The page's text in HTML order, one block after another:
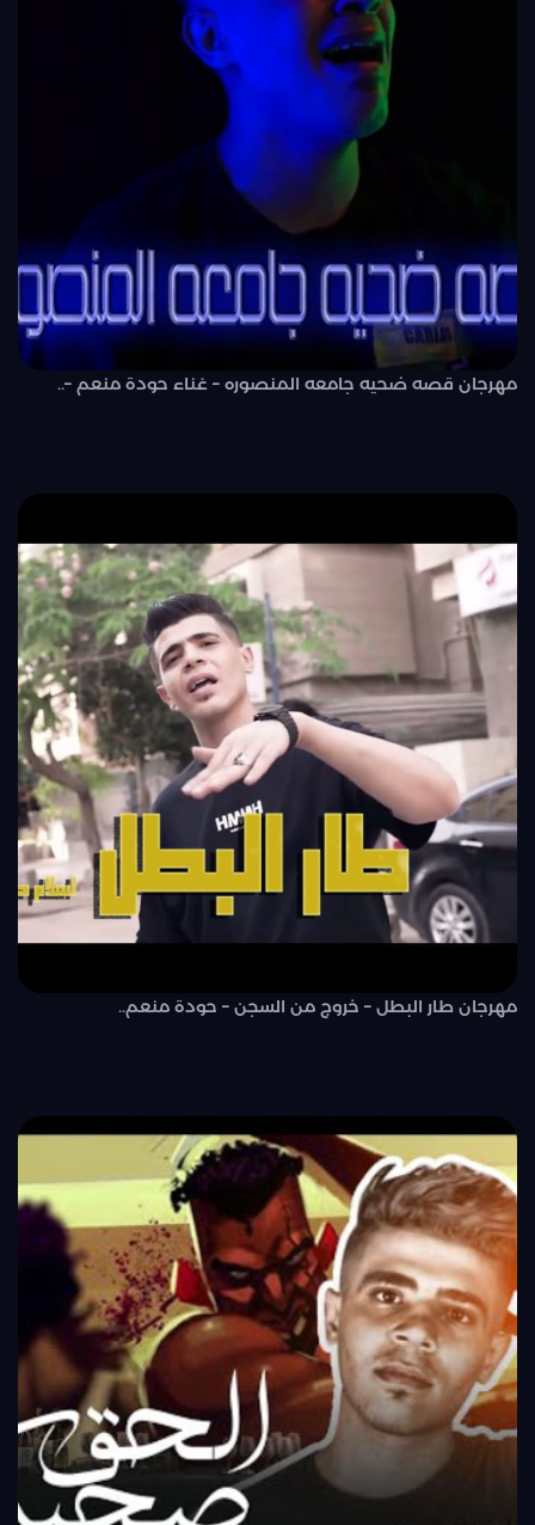
مهرجان قصه ضحيه جامعه المنصوره – غناء حودة منعم –..
مهرجان طار البطل – خروج من السجن – حودة منعم..